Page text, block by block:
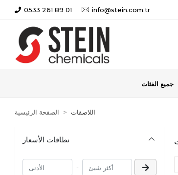
0533 261 89 01 info@stein.com.tr
جميع الفئات
الصفحة الرئيسية اللاصقات
نطاقات الأسعار
-